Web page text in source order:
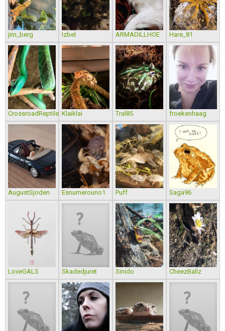
jim_berg Izbel ARMADILLHOE Hare_81
CrossroadReptilesKlaiklai Tral85 froekenhaag
AugustSjoden Esnumerouno1 Puff Saga96
LoveGALS Skadedjuret Sinido CheezBallz